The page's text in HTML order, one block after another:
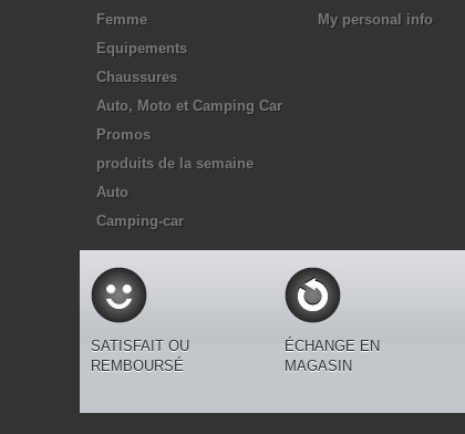
Femme
Equipements
Chaussures
Auto, Moto et Camping Car
Promos
produits de la semaine
Auto
Camping-car
My personal info
SATISFAIT OU
REMBOURSÉ
ÉCHANGE EN
MAGASIN